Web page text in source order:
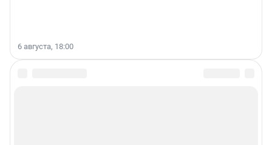
6 августа, 18:00